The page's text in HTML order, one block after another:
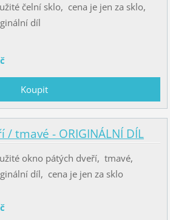
čelní sklo, cena je jen za sklo,
díl
tmavé - ORIGINÁLNÍ DÍL
okno pátých dveří, tmavé,
díl, cena je jen za sklo